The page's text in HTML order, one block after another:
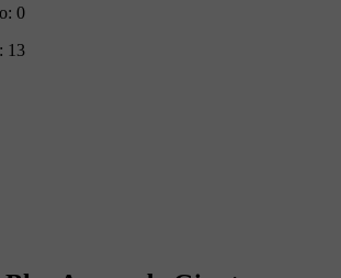
0
13